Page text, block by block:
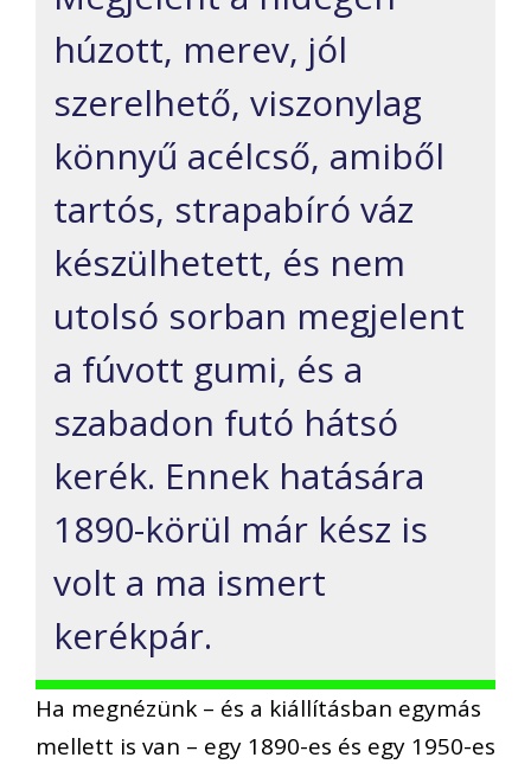
húzott, merev, jól
szerelhető, viszonylag
könnyű acélcső, amiből
tartós, strapabíró váz
készülhetett, és nem
utolsó sorban megjelent
a fúvott gumi, és a
szabadon futó hátsó
kerék. Ennek hatására
1890-körül már kész is
volt a ma ismert
kerékpár.
Ha megnézünk – és a kiállításban egymás
mellett is van – egy 1890-es és egy 1950-es